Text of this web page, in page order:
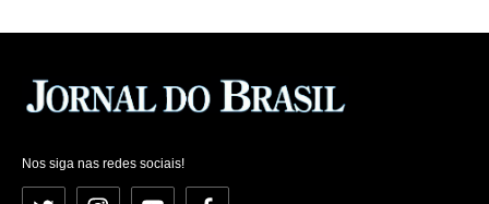
Nos siga nas redes sociais!